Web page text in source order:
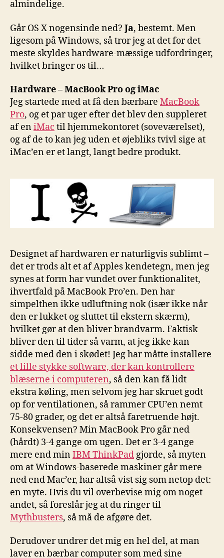
almindelige.
Går OS X nogensinde ned? Ja, bestemt. Men
ligesom på Windows, så tror jeg at det for det
meste skyldes hardware-mæssige udfordringer,
hvilket bringer os til…
Hardware – MacBook Pro og iMac
Jeg startede med at få den bærbare MacBook
Pro, og et par uger efter det blev den suppleret
af eniMac til hjemmekontoret (soveværelset),
og af de to kan jeg uden et øjebliks tvivl sige at
iMac’en er et langt, langt bedre produkt.
Designet af hardwaren er naturligvis sublimt –
det er trods alt et af Apples kendetegn, men jeg
synes at form har vundet over funktionalitet,
ihvertfald på MacBook Pro’en. Den har
simpelthen ikke udluftning nok (især ikke når
den er lukket og sluttet til ekstern skærm),
hvilket gør at den bliver brandvarm. Faktisk
bliver den til tider så varm, at jeg ikke kan
sidde med den i skødet! Jeg har måtte installere
et lille stykke software, der kan kontrollere
blæserne i computeren, så den kan få lidt
ekstra køling, men selvom jeg har skruet godt
op for ventilationen, så rammer CPU’en nemt
75-80 grader, og det er altså faretruende højt.
Konsekvensen? Min MacBook Pro går ned
(hårdt) 3-4 gange om ugen. Det er 3-4 gange
mere end minIBM ThinkPadgjorde, så myten
om at Windows-baserede maskiner går mere
ned end Mac’er, har altså vist sig som netop det:
en myte. Hvis du vil overbevise mig om noget
andet, så foreslår jeg at du ringer til
Mythbusters, så må de afgøre det.
Derudover undrer det mig en hel del, at man
laver en bærbar computer som med sine